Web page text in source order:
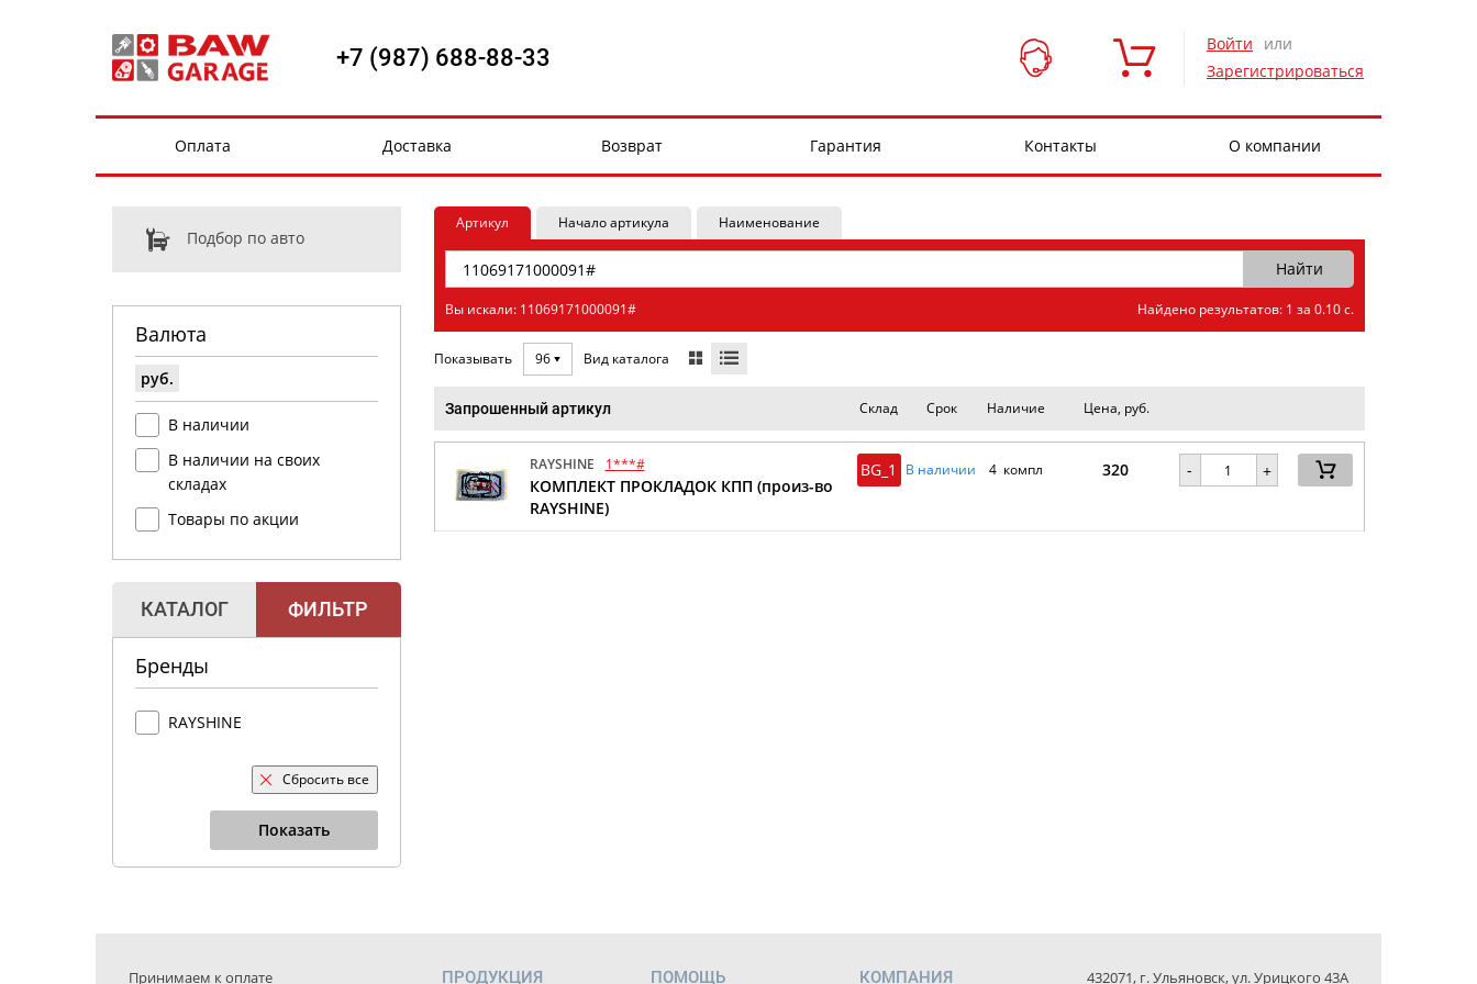
+7 (987) 688-88-33 Войти
или
Зарегистрироваться
Оплата Доставка Возврат Гарантия Контакты О компании
Подбор по авто
Валюта
руб.
В наличии
В наличии на своих
складах
Товары по акции
КАТАЛОГ ФИЛЬТР
Бренды
RAYSHINE
Сбросить все
Показать
Артикул Начало артикула Наименование
Вы искали: 11069171000091# Найдено результатов: 1 за 0.10 с.
Показывать 96 Вид каталога
Запрошенный артикул Склад Срок Наличие Цена, руб.
RAYSHINE 1***#
КОМПЛЕКТ ПРОКЛАДОК КПП (произ-во
RAYSHINE)
BG_1 В наличии 4 компл 320 - +
Принимаем к оплате ПРОДУКЦИЯ ПОМОЩЬ КОМПАНИЯ 432071, г. Ульяновск, ул. Урицкого 43А